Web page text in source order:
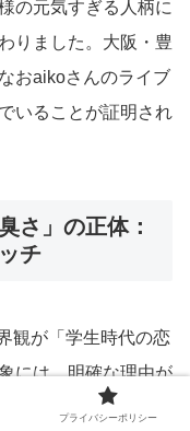
の元気すぎる人柄に
りました。大阪・豊
おaikoさんのライブ
いることが証明され
さ」の正体：
チ
観が「学生時代の恋
には、明確な理由が
景描写よりも、その
プライバシーポリシー